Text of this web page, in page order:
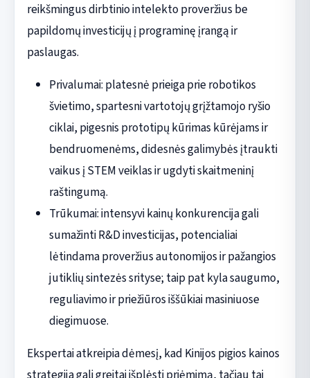
reikšmingus dirbtinio intelekto proveržius be
papildomų investicijų į programinę įrangą ir
paslaugas.
Privalumai: platesnė prieiga prie robotikos
švietimo, spartesni vartotojų grįžtamojo ryšio
ciklai, pigesnis prototipų kūrimas kūrėjams ir
bendruomenėms, didesnės galimybės įtraukti
vaikus į STEM veiklas ir ugdyti skaitmeninį
raštingumą.
Trūkumai: intensyvi kainų konkurencija gali
sumažinti R&D investicijas, potencialiai
lėtindama proveržius autonomijos ir pažangios
jutiklių sintezės srityse; taip pat kyla saugumo,
reguliavimo ir priežiūros iššūkiai masiniuose
diegimuose.
Ekspertai atkreipia dėmesį, kad Kinijos pigios kainos